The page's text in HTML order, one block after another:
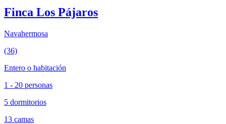
Finca Los Pájaros
Navahermosa
(36)
Entero o habitación
1 - 20 personas
5 dormitorios
13 camas